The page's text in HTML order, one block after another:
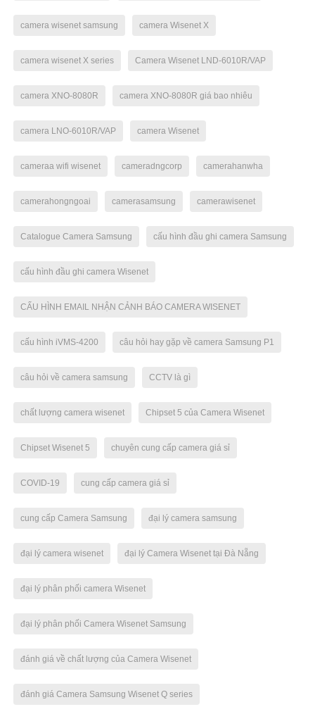
camera wisenet samsung camera Wisenet X
camera wisenet X series Camera Wisenet LND-6010R/VAP
camera XNO-8080R camera XNO-8080R giá bao nhiêu
camera LNO-6010R/VAP camera Wisenet
cameraa wifi wisenet cameradngcorp camerahanwha
camerahongngoai camerasamsung camerawisenet
Catalogue Camera Samsung cấu hình đầu ghi camera Samsung
cấu hình đầu ghi camera Wisenet
CẤU HÌNH EMAIL NHẬN CẢNH BÁO CAMERA WISENET
cấu hình iVMS-4200 câu hỏi hay gặp về camera Samsung P1
câu hỏi về camera samsung CCTV là gì
chất lượng camera wisenet Chipset 5 của Camera Wisenet
Chipset Wisenet 5 chuyên cung cấp camera giá sỉ
COVID-19 cung cấp camera giá sỉ
cung cấp Camera Samsung đại lý camera samsung
đại lý camera wisenet đại lý Camera Wisenet tại Đà Nẵng
đại lý phân phối camera Wisenet
đại lý phân phối Camera Wisenet Samsung
đánh giá về chất lượng của Camera Wisenet
đánh giá Camera Samsung Wisenet Q series